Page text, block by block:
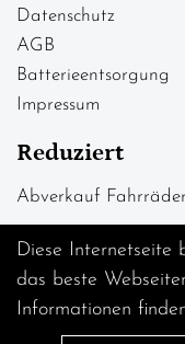
Datenschutz
AGB
Batterieentsorgung
Impressum
Reduziert
Abverkauf Fahrräder
Diese Internetseite
das beste
Informationen